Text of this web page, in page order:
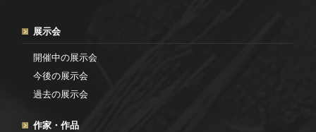
展示会
開催中の展示会
今後の展示会
過去の展示会
作家・作品